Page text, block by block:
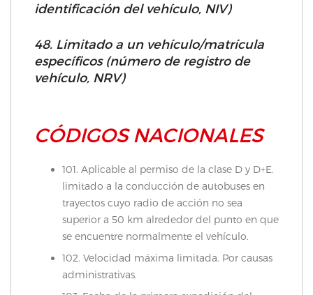
identificación del vehículo, NIV)
48. Limitado a un vehículo/matrícula
específicos (número de registro de
vehículo, NRV)
CÓDIGOS NACIONALES
101. Aplicable al permiso de la clase D y D+E.
limitado a la conducción de autobuses en
trayectos cuyo radio de acción no sea
superior a 50 km alrededor del punto en que
se encuentre normalmente el vehículo.
102. Velocidad máxima limitada. Por causas
administrativas.